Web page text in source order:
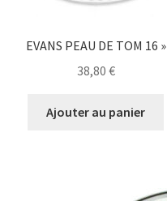
EVANS PEAU DE TOM 16 »
38,80 €
Ajouter au panier